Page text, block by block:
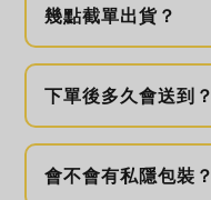
幾點截單出貨？
下單後多久會送到？
會不會有私隱包裝？